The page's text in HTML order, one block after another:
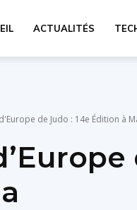
ACTUALITÉS
de Judo : 14e Édition à